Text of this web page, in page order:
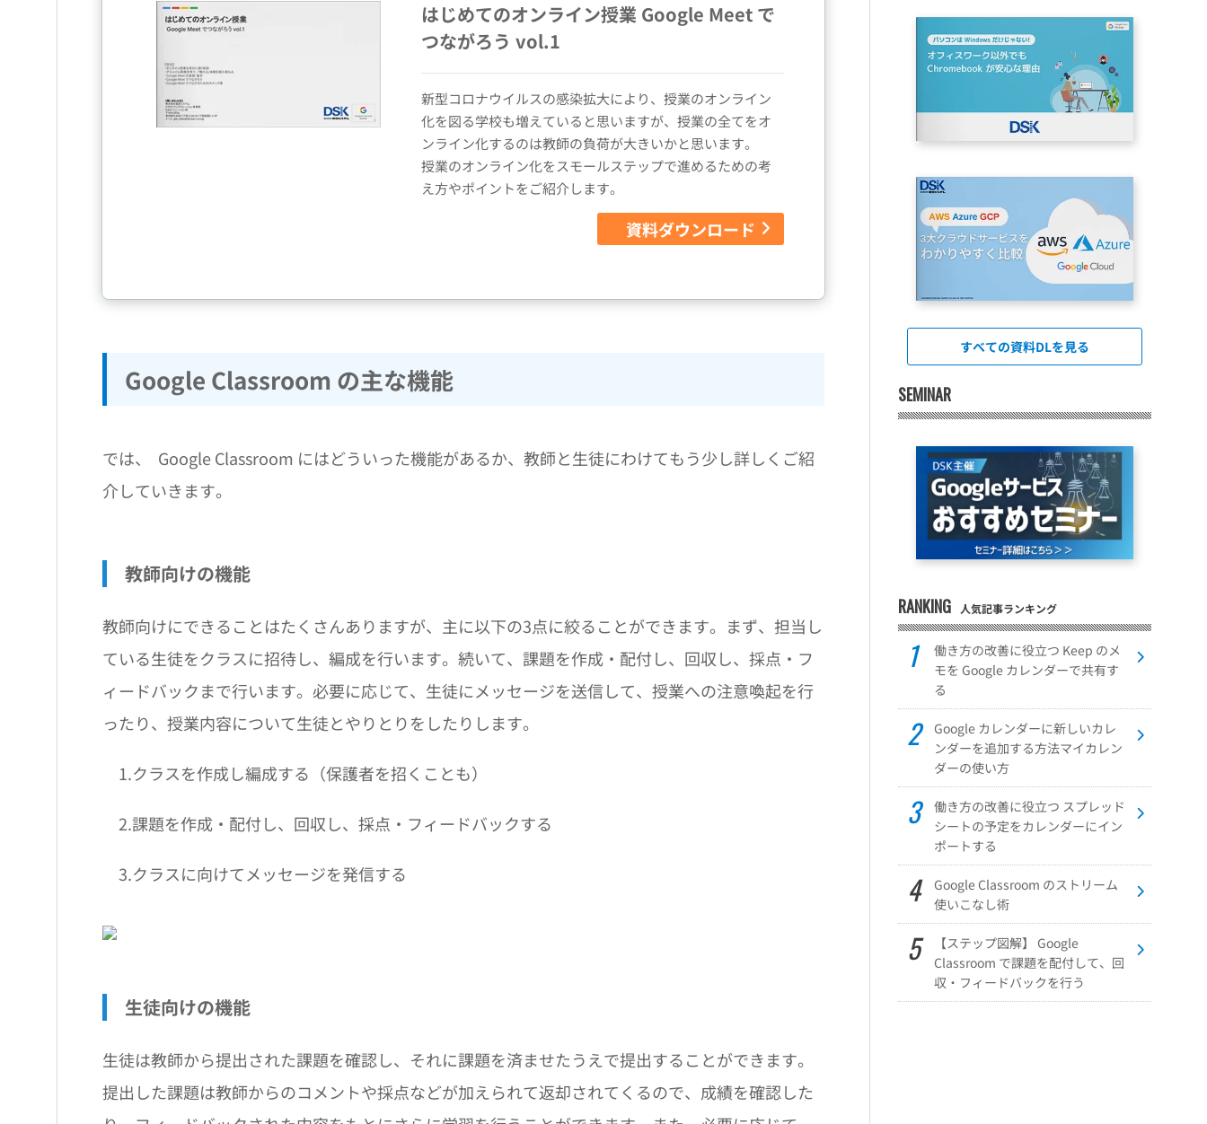
はじめてのオンライン授業 Google Meet で
つながろう vol.1
新型コロナウイルスの感染拡大により、授業のオンライン
化を図る学校も増えていると思いますが、授業の全てをオ
ンライン化するのは教師の負荷が大きいかと思います。
授業のオンライン化をスモールステップで進めるための考
え方やポイントをご紹介します。
資料ダウンロード
Google Classroom の主な機能
では、 Google Classroom にはどういった機能があるか、教師と生徒にわけてもう少し詳しくご紹
介していきます。
教師向けの機能
教師向けにできることはたくさんありますが、主に以下の3点に絞ることができます。まず、担当し
ている生徒をクラスに招待し、編成を行います。続いて、課題を作成・配付し、回収し、採点・フ
ィードバックまで行います。必要に応じて、生徒にメッセージを送信して、授業への注意喚起を行
ったり、授業内容について生徒とやりとりをしたりします。
1.クラスを作成し編成する（保護者を招くことも）
2.課題を作成・配付し、回収し、採点・フィードバックする
3.クラスに向けてメッセージを発信する
生徒向けの機能
生徒は教師から提出された課題を確認し、それに課題を済ませたうえで提出することができます。
提出した課題は教師からのコメントや採点などが加えられて返却されてくるので、成績を確認した
すべての資料DLを見る
SEMINAR
RANKING 人気記事ランキング
働き方の改善に役立つ Keep のメ
モを Google カレンダーで共有す
る
Google カレンダーに新しいカレ
ンダーを追加する方法マイカレン
ダーの使い方
働き方の改善に役立つ スプレッド
シートの予定をカレンダーにイン
ポートする
Google Classroom のストリーム
使いこなし術
【ステップ図解】 Google
Classroom で課題を配付して、回
収・フィードバックを行う